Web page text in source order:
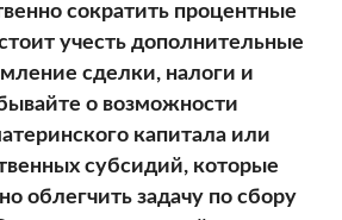
сократить процентные
учесть дополнительные
сделки, налоги и
о возможности
капитала или
субсидий, которые
облегчить задачу по сбору